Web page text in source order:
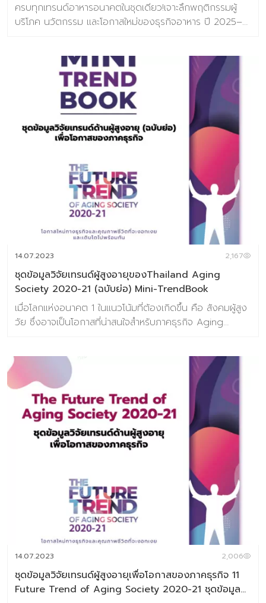
ครบทุกเทรนด์อาหารอนาคตในชุดเดียว!เจาะลึกพฤติกรรมผู้
บริโภค นวัตกรรม และโอกาสใหม่ของธุรกิจอาหาร ปี 2025–
ธุรกิจอาหาร ทั้งในวันนี้และอนาคต ในเซ็ตประกอบด้วยหนังสือ
2 เล่ม 1.Thai Consumer Future Insight in Food
Industry หนังสือที่เจาะลึกทุกอินไซต์สำคัญของผู้บริโภคไทยใน
โลกอาหารปี 2025–2026 2.Future Food Business
Trend 2026-2027 หนังสือสรุปเทรนด์ด้านอาหารแห่ง
อนาคต ประจำปี 2026 (ชุดข้อมูลเทรนด์อยู่ในรูปแบบ E-
6,384 บาท จากราคาเต็ม 7,980 บาท ชุดข้อมูลที่ 1 Thai
Consumer Future Insight in Food Industry เจาะลึก
ความในใจของผู้บริโภคยุดใหม่กับแวดวงอาหาร เพราะเรื่องกิน
เรื่องใหญ่ เนื้อหาภายเล่ม ประกอบด้วย Introduction แนวคิด
ทฤษฎีและสมมติฐานงานวิจัย บทที่ 1 Respondents’ Profile
กลุ่มตัวอย่างงานวิจัย บทที่ 2 Food in Thais’ Life –
Occasion อาหารกับโอกาสในชีวิตประจำวัน บทที่ 3 Update
Eating & Buying Behavior รูปแบบการกินและการตัดสินใจซ
[…]
14.07.2023 2,167
ชุดข้อมูลวิจัยเทรนด์ผู้สูงอายุของThailand Aging
Society 2020-21 (ฉบับย่อ) Mini-TrendBook
เมื่อโลกแห่งอนาคต 1 ในแนวโน้มที่ต้องเกิดขึ้น คือ สังคมผู้สูง
วัย ซึ่งอาจเป็นโอกาสที่น่าสนใจสำหรับภาคธุรกิจ Aging
ผู้สูงวัยของทั้งโลกใบนี้จะมีจำนวน 65 ล้านคน ซึ่งคิดเป็น
22% ของประชากรทั้งโลก เพราะโอกาสตลาดที่จะมีขนาดใหญ่
มากในอนาคตและยังเต็มเปี่ยมไปด้วยความต้องการที่ซ่อนเร้น
ให้ผู้ประกอบการได้ค้นหาและตอบโจทย์ ที่นักคิดนักสร้างสรรค์
ทั่วโลกช่วยกันคิดค้นและพัฒนานวัตกรรมต่างๆ ให้ผู้สูงอายุ
หรือคนรุ่นใหญ่ก้าวข้าม ความเปลี่ยนแปลงของร่างกายที่ทำให้
เกิดอุปสรรคในการใช้ชีวิต และยกระดับการชีวิตที่เพิ่มขึ้น
Baramizi Lab ศูนย์วิจัยเทรนด์และคอนเซ็ปต์แห่งอนาคตของ
ประเทศไทยจึงรับหน้าที่ในการ สร้างคลังความรู้ที่สำคัญของ
โอกาสแห่ง Aging Society สำหรับภาคธุรกิจไทย วิเคราะห์หา
Aging Segmentation คนรุ่นใหญ่ของไทยแบ่งตามกลุ่ม
แต่ละกลุ่มมีโอกาสอย่างไร วิเคราะห์ A-day-in-life หาโอกาสที่
สัมพันธ์กับการใช้ชีวิตประจำวันของคนรุ่นใหญ่ วิเคราะห์หา
Pain Point และ Unmet Needs องค์ความรู้ เรื่องจุดเจ็บ
14.07.2023 2,006
ชุดข้อมูลวิจัยเทรนด์ผู้สูงอายุเพื่อโอกาสของภาคธุรกิจ 11
Future Trend of Aging Society 2020-21 ชุดข้อมูล